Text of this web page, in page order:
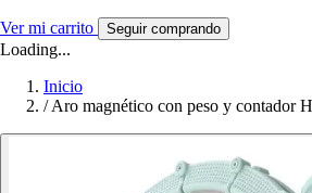
Ver mi carrito Seguir comprando
Loading...
Inicio
/ Aro magnético con peso y contador